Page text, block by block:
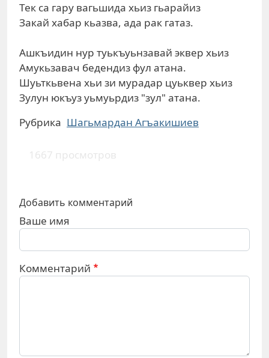
Тек са гару вагьшида хьиз гьарайиз
Закай хабар кьазва, ада рак гатаз.
Ашкъидин нур туькъуьнзавай эквер хьиз
Амукьзавач бедендиз фул атана.
Шуьткьвена хьи зи мурадар цуьквер хьиз
Зулун юкъуз уьмуьрдиз "зул" атана.
Рубрика Шагьмардан Агъакишиев
1667 просмотров
Добавить комментарий
Ваше имя
Комментарий